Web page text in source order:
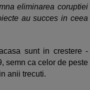
eliminarea coruptiei
au succes in ceea
sunt in crestere -
semn ca celor de peste
anii trecuti.